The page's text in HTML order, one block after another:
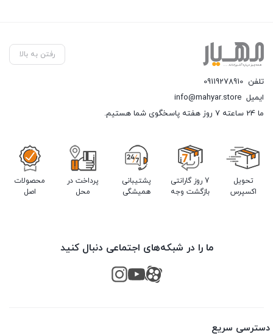
رفتن به بالا
تلفن 09119278910
ایمیل info@mahyar.store
ما 24 ساعته 7 روز هفته پاسخگوی شما هستیم.
تحویل
اکسپرس
7 روز گارانتی
بازگشت وجه
پشتیبانی
همیشگی
پرداخت در
محل
محصولات
اصل
ما را در شبکه‌های اجتماعی دنبال کنید
دسترسی سریع